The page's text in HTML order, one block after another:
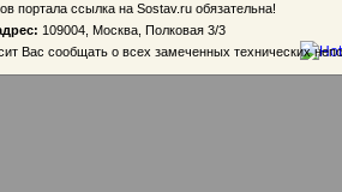
портала ссылка на Sostav.ru обязательна!
109004, Москва, Полковая 3/3
Вас сообщать о всех замеченных технических